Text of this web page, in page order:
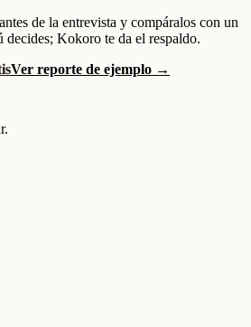
de la entrevista y compáralos con un
Kokoro te da el respaldo.
Ver reporte de ejemplo →